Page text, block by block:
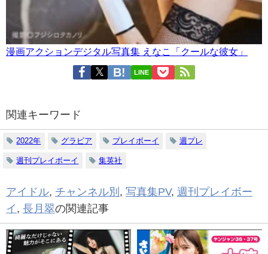
漫画アクションデジタル写真集 えなこ「クールな彼女」
LINE
関連キーワード
2022年 グラビア プレイボーイ 週プレ
週刊プレイボーイ 集英社
アイドル, チャンネル別 , 写真集PV, 週刊プレイボー
イ , 長月翠の関連記事